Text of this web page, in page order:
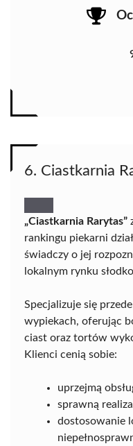
6. Ciastkarnia
„Ciastkarnia Rarytas”
rankingu piekarni
świadczy o jej
lokalnym rynku
Specjalizuje się
wypiekach, oferując
ciast oraz tortów
Klienci cenią sobie:
uprzejmą
sprawną
dostosowanie